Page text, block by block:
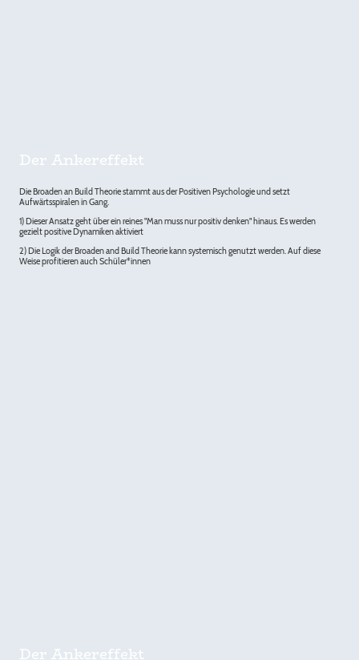
Der Ankereffekt
Die Broaden an Build Theorie stammt aus der Positiven Psychologie und setzt
Aufwärtsspiralen in Gang.
1) Dieser Ansatz geht über ein reines "Man muss nur positiv denken" hinaus. Es werden
gezielt positive Dynamiken aktiviert
2) Die Logik der Broaden and Build Theorie kann systemisch genutzt werden. Auf diese
Weise profitieren auch Schüler*innen
Der Ankereffekt